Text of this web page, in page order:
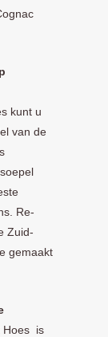
kunt u
van de
Re-
Zuid-
gemaakt
Hoes is